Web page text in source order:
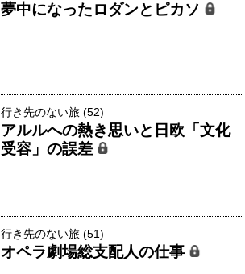
夢中になったロダンとピカソ
行き先のない旅 (52)
アルルへの熱き思いと日欧「文化
受容」の誤差
行き先のない旅 (51)
オペラ劇場総支配人の仕事